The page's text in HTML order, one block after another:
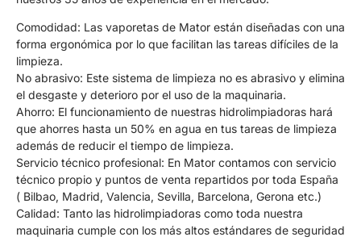
Comodidad: Las vaporetas de Mator están diseñadas con una
forma ergonómica por lo que facilitan las tareas difíciles de la
limpieza.
No abrasivo: Este sistema de limpieza no es abrasivo y elimina
el desgaste y deterioro por el uso de la maquinaria.
Ahorro: El funcionamiento de nuestras hidrolimpiadoras hará
que ahorres hasta un 50% en agua en tus tareas de limpieza
además de reducir el tiempo de limpieza.
Servicio técnico profesional: En Mator contamos con servicio
técnico propio y puntos de venta repartidos por toda España
( Bilbao, Madrid, Valencia, Sevilla, Barcelona, Gerona etc.)
Calidad: Tanto las hidrolimpiadoras como toda nuestra
maquinaria cumple con los más altos estándares de seguridad